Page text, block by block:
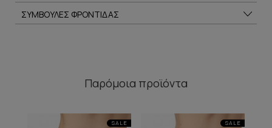
ΣΥΜΒΟΥΛΕΣ ΦΡΟΝΤΙΔΑΣ
Παρόμοια προϊόντα
SALE SALE